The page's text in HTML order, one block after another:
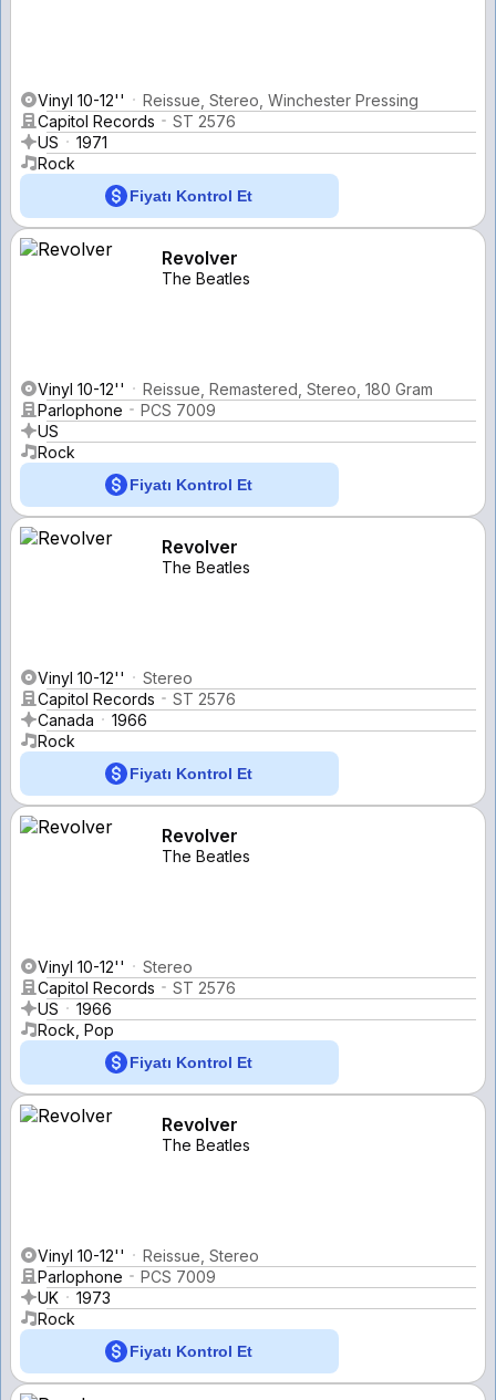
Vinyl 10-12''
Reissue, Stereo, Winchester Pressing
Capitol Records
ST 2576
US
1971
Rock
Fiyatı Kontrol Et
Revolver
The Beatles
Vinyl 10-12''
Reissue, Remastered, Stereo, 180 Gram
Parlophone
PCS 7009
US
Rock
Fiyatı Kontrol Et
Revolver
The Beatles
Vinyl 10-12''
Stereo
Capitol Records
ST 2576
Canada
1966
Rock
Fiyatı Kontrol Et
Revolver
The Beatles
Vinyl 10-12''
Stereo
Capitol Records
ST 2576
US
1966
Rock, Pop
Fiyatı Kontrol Et
Revolver
The Beatles
Vinyl 10-12''
Reissue, Stereo
Parlophone
PCS 7009
UK
1973
Rock
Fiyatı Kontrol Et